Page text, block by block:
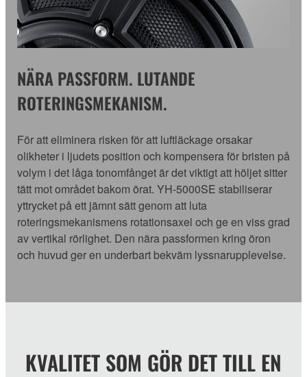
NÄRA PASSFORM. LUTANDE
ROTERINGSMEKANISM.
För att eliminera risken för att luftläckage orsakar
olikheter i ljudets position och kompensera för bristen på
volym i det låga tonomfånget är det viktigt att höljet sitter
tätt mot området bakom örat. YH-5000SE stabiliserar
yttrycket på ett jämnt sätt genom att luta
roteringsmekanismens rotationsaxel och ge en viss grad
av vertikal rörlighet. Den nära passformen kring öron
och huvud ger en underbart bekväm lyssnarupplevelse.
KVALITET SOM GÖR DET TILL EN